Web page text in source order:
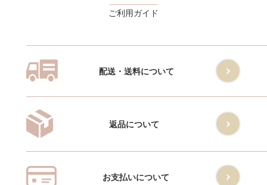
ご利用ガイド
配送・送料について
返品について
お支払いについて